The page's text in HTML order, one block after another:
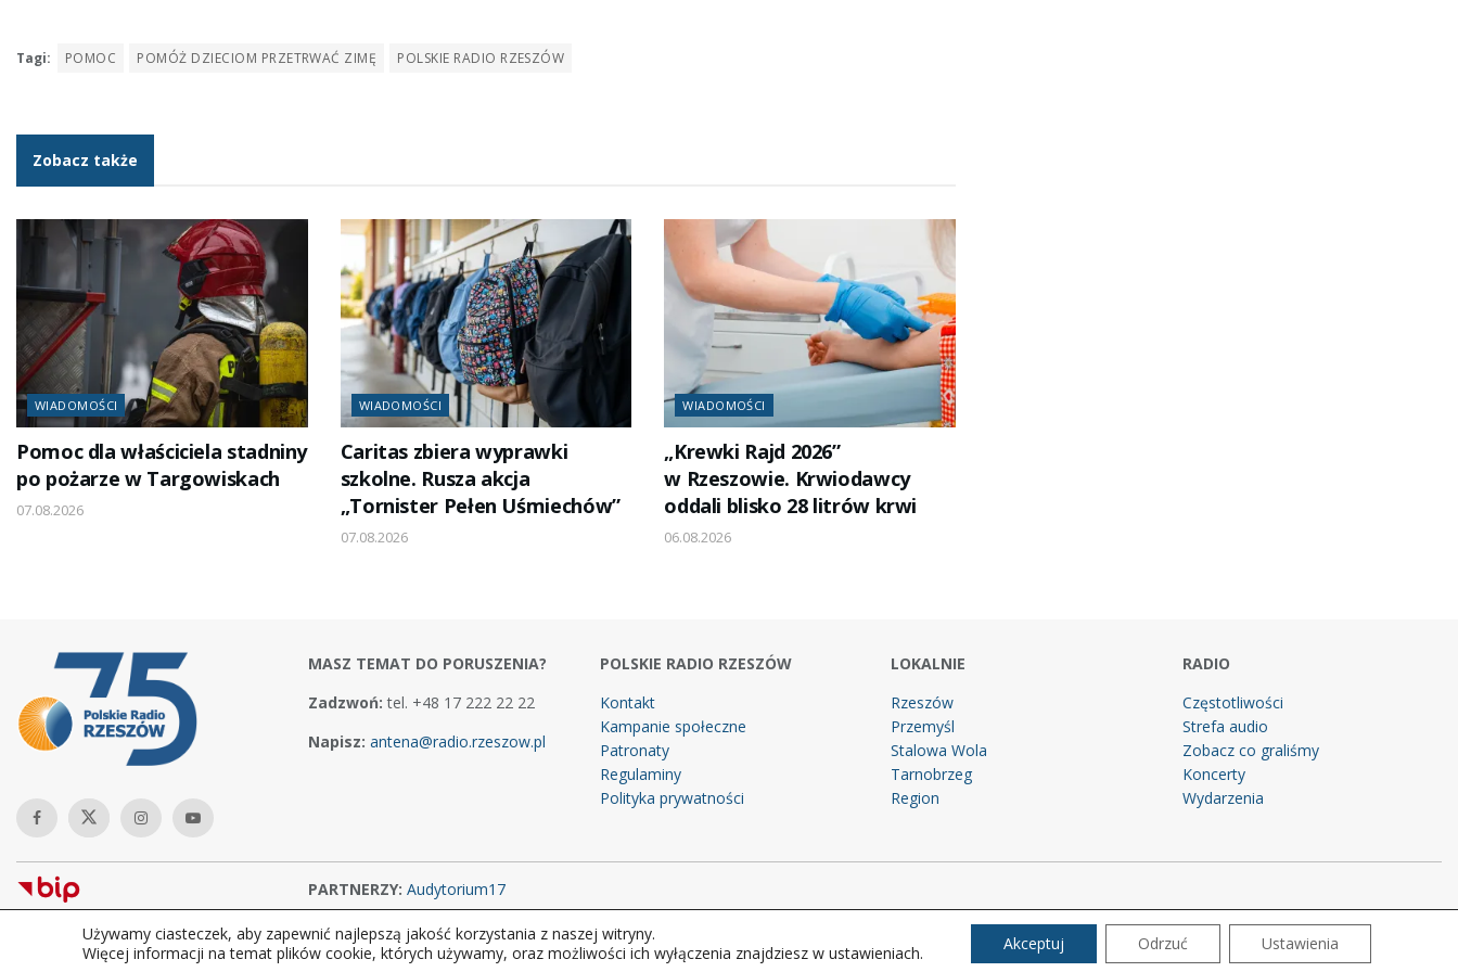
Tagi: POMOC POMÓŻ DZIECIOM PRZETRWAĆ ZIMĘ POLSKIE RADIO RZESZÓW
Zobacz także
WIADOMOŚCI
Pomoc dla właściciela stadniny
po pożarze w Targowiskach
07.08.2026
WIADOMOŚCI
Caritas zbiera wyprawki
szkolne. Rusza akcja
„Tornister Pełen Uśmiechów”
07.08.2026
WIADOMOŚCI
„Krewki Rajd 2026”
w Rzeszowie. Krwiodawcy
oddali blisko 28 litrów krwi
06.08.2026
MASZ TEMAT DO PORUSZENIA?
Zadzwoń: tel. +48 17 222 22 22
Napisz: antena@radio.rzeszow.pl
POLSKIE RADIO RZESZÓW
Kontakt
Kampanie społeczne
Patronaty
Regulaminy
Polityka prywatności
LOKALNIE
Rzeszów
Przemyśl
Stalowa Wola
Tarnobrzeg
Region
RADIO
Częstotliwości
Strefa audio
Zobacz co graliśmy
Koncerty
Wydarzenia
PARTNERZY: Audytorium17
Copyright © 2026Polskie Radio Rzeszów S.A. w likwidacj. Wszelkie prawa zastrzeżone.
Używamy ciasteczek, aby zapewnić najlepszą jakość korzystania z naszej witryny.
Więcej informacji na temat plików cookie, których używamy, oraz możliwości ich wyłączenia znajdziesz w ustawieniach.
Akceptuj Odrzuć Ustawienia